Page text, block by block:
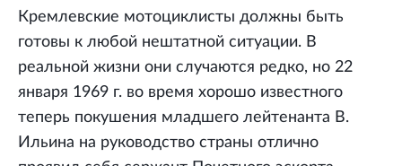
Кремлевские мотоциклисты должны быть
готовы к любой нештатной ситуации. В
реальной жизни они случаются редко, но 22
января 1969 г. во время хорошо известного
теперь покушения младшего лейтенанта В.
Ильина на руководство страны отлично